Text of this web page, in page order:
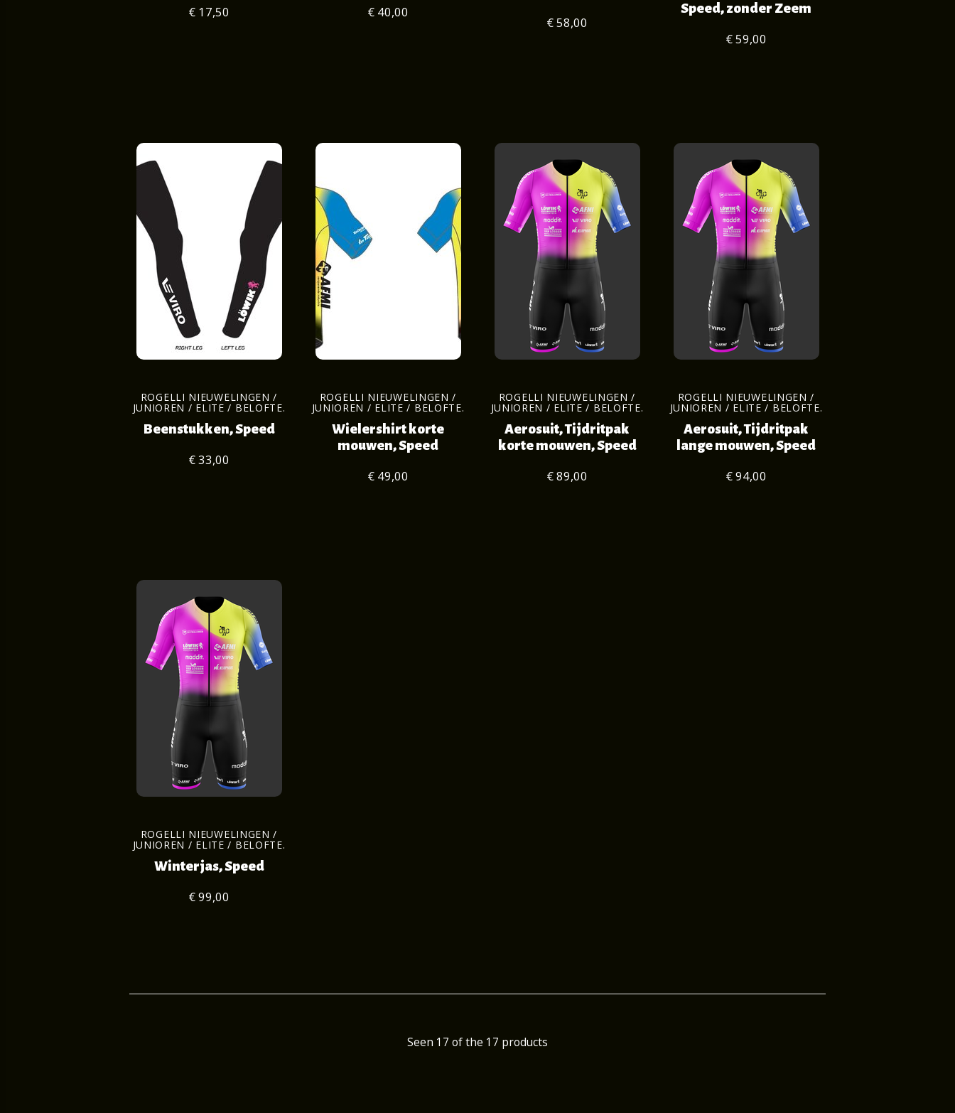
€ 17,50 € 40,00
€ 58,00
Speed, zonder Zeem
€ 59,00
ROGELLI NIEUWELINGEN /
JUNIOREN / ELITE / BELOFTE.
Beenstukken, Speed
€ 33,00
ROGELLI NIEUWELINGEN /
JUNIOREN / ELITE / BELOFTE.
Wielershirt korte
mouwen, Speed
€ 49,00
ROGELLI NIEUWELINGEN /
JUNIOREN / ELITE / BELOFTE.
Aerosuit, Tijdritpak
korte mouwen, Speed
€ 89,00
ROGELLI NIEUWELINGEN /
JUNIOREN / ELITE / BELOFTE.
Aerosuit, Tijdritpak
lange mouwen, Speed
€ 94,00
ROGELLI NIEUWELINGEN /
JUNIOREN / ELITE / BELOFTE.
Winterjas, Speed
€ 99,00
Seen 17 of the 17 products